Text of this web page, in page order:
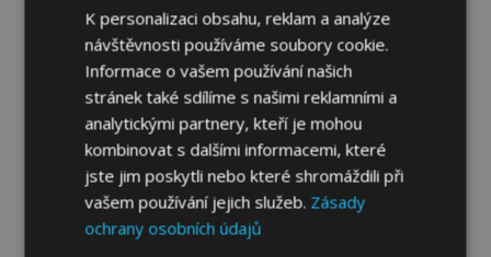
Textilní autokoberce na míru pro Fiat
Seicento 4pcs 1998-2009 (4 ks)
649,00 Kč
Přidat Do Košíku
K personalizaci obsahu, reklam a analýze
návštěvnosti používáme soubory cookie.
Informace o vašem používání našich
stránek také sdílíme s našimi reklamními a
analytickými partnery, kteří je mohou
kombinovat s dalšími informacemi, které
jste jim poskytli nebo které shromáždili při
vašem používání jejich služeb. Zásady
ochrany osobních údajů